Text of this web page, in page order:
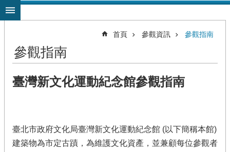
跳到主要內容區塊
首頁 參觀資訊 參觀指南
參觀指南
臺灣新文化運動紀念館參觀指南
臺北市政府文化局臺灣新文化運動紀念館 (以下簡稱本館)
建築物為市定古蹟，為維護文化資產，並兼顧每位參觀者